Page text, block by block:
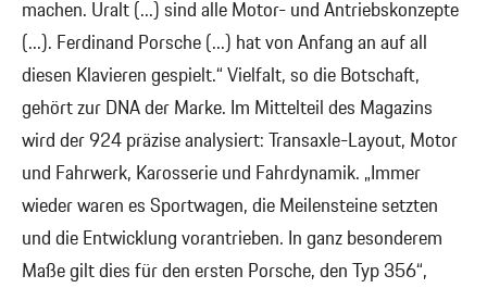
machen. Uralt (...) sind alle Motor- und Antriebskonzepte
(...). Ferdinand Porsche (...) hat von Anfang an auf all
diesen Klavieren gespielt.“ Vielfalt, so die Botschaft,
gehört zur DNA der Marke. Im Mittelteil des Magazins
wird der 924 präzise analysiert: Transaxle-Layout, Motor
und Fahrwerk, Karosserie und Fahrdynamik. „Immer
wieder waren es Sportwagen, die Meilensteine setzten
und die Entwicklung vorantrieben. In ganz besonderem
Maße gilt dies für den ersten Porsche, den Typ 356“,